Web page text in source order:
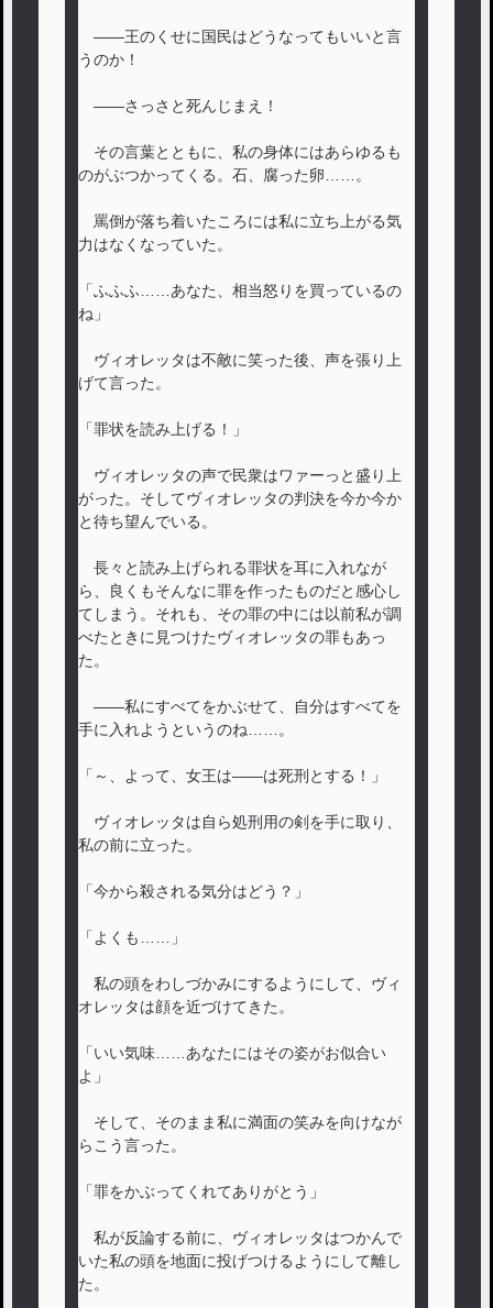
――王のくせに国民はどうなってもいいと言
うのか！
――さっさと死んじまえ！
その言葉とともに、私の身体にはあらゆるも
のがぶつかってくる。石、腐った卵……。
罵倒が落ち着いたころには私に立ち上がる気
力はなくなっていた。
「ふふふ……あなた、相当怒りを買っているの
ね」
ヴィオレッタは不敵に笑った後、声を張り上
げて言った。
「罪状を読み上げる！」
ヴィオレッタの声で民衆はワァーっと盛り上
がった。そしてヴィオレッタの判決を今か今か
と待ち望んでいる。
長々と読み上げられる罪状を耳に入れなが
ら、良くもそんなに罪を作ったものだと感心し
てしまう。それも、その罪の中には以前私が調
べたときに見つけたヴィオレッタの罪もあっ
た。
――私にすべてをかぶせて、自分はすべてを
手に入れようというのね……。
「～、よって、女王は――は死刑とする！」
ヴィオレッタは自ら処刑用の剣を手に取り、
私の前に立った。
「今から殺される気分はどう？」
「よくも……」
私の頭をわしづかみにするようにして、ヴィ
オレッタは顔を近づけてきた。
「いい気味……あなたにはその姿がお似合い
よ」
そして、そのまま私に満面の笑みを向けなが
らこう言った。
「罪をかぶってくれてありがとう」
私が反論する前に、ヴィオレッタはつかんで
いた私の頭を地面に投げつけるようにして離し
た。